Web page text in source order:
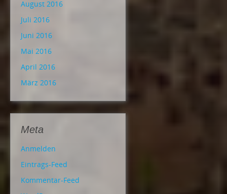
August 2016
Juli 2016
Juni 2016
Mai 2016
April 2016
März 2016
Meta
Anmelden
Eintrags-Feed
Kommentar-Feed